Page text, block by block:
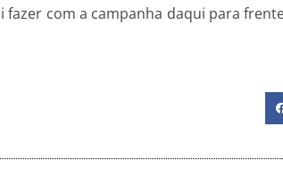
com a campanha daqui para